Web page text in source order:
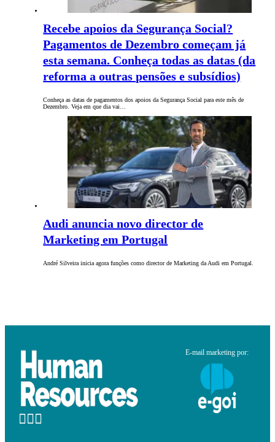
Recebe apoios da Segurança Social?
Pagamentos de Dezembro começam já
esta semana. Conheça todas as datas (da
reforma a outras pensões e subsídios)
Conheça as datas de pagamentos dos apoios da Segurança Social para este mês de
Dezembro. Veja em que dia vai…
Audi anuncia novo director de
Marketing em Portugal
André Silveira inicia agora funções como director de Marketing da Audi em Portugal.
E-mail marketing por: